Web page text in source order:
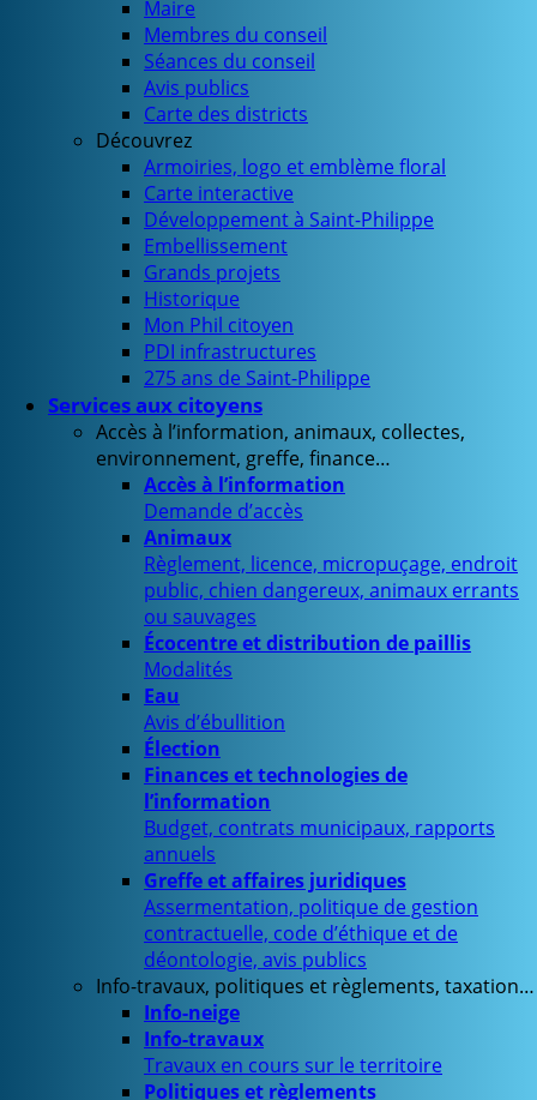
Maire
Membres du conseil
Séances du conseil
Avis publics
Carte des districts
Découvrez
Armoiries, logo et emblème floral
Carte interactive
Développement à Saint-Philippe
Embellissement
Grands projets
Historique
Mon Phil citoyen
PDI infrastructures
275 ans de Saint-Philippe
Services aux citoyens
Accès à l’information, animaux, collectes,
environnement, greffe, finance…
Accès à l’information
Demande d’accès
Animaux
Règlement, licence, micropuçage, endroit
public, chien dangereux, animaux errants
ou sauvages
Écocentre et distribution de paillis
Modalités
Eau
Avis d’ébullition
Élection
Finances et technologies de
l’information
Budget, contrats municipaux, rapports
annuels
Greffe et affaires juridiques
Assermentation, politique de gestion
contractuelle, code d’éthique et de
déontologie, avis publics
Info-travaux, politiques et règlements, taxation…
Info-neige
Info-travaux
Travaux en cours sur le territoire
Politiques et règlements